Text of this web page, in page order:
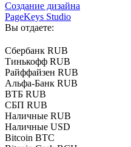
Создание дизайна
PageKeys Studio
Вы отдаете:
Сбербанк RUB
Тинькофф RUB
Райффайзен RUB
Альфа-Банк RUB
ВТБ RUB
СБП RUB
Наличные RUB
Наличные USD
Bitcoin BTC